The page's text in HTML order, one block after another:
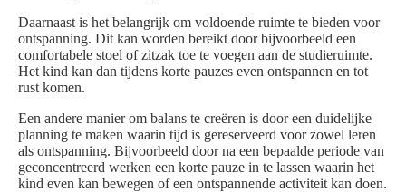
Daarnaast is het belangrijk om voldoende ruimte te bieden voor
ontspanning. Dit kan worden bereikt door bijvoorbeeld een
comfortabele stoel of zitzak toe te voegen aan de studieruimte.
Het kind kan dan tijdens korte pauzes even ontspannen en tot
rust komen.
Een andere manier om balans te creëren is door een duidelijke
planning te maken waarin tijd is gereserveerd voor zowel leren
als ontspanning. Bijvoorbeeld door na een bepaalde periode van
geconcentreerd werken een korte pauze in te lassen waarin het
kind even kan bewegen of een ontspannende activiteit kan doen.